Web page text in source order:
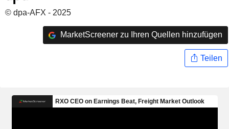
© dpa-AFX - 2025
MarketScreener zu Ihren Quellen hinzufügen
Teilen